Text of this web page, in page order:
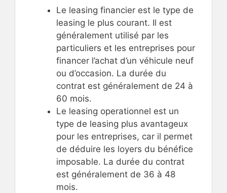
Le leasing financier est le type de
leasing le plus courant. Il est
généralement utilisé par les
particuliers et les entreprises pour
financer l’achat d’un véhicule neuf
ou d’occasion. La durée du
contrat est généralement de 24 à
60 mois.
Le leasing operationnel est un
type de leasing plus avantageux
pour les entreprises, car il permet
de déduire les loyers du bénéfice
imposable. La durée du contrat
est généralement de 36 à 48
mois.